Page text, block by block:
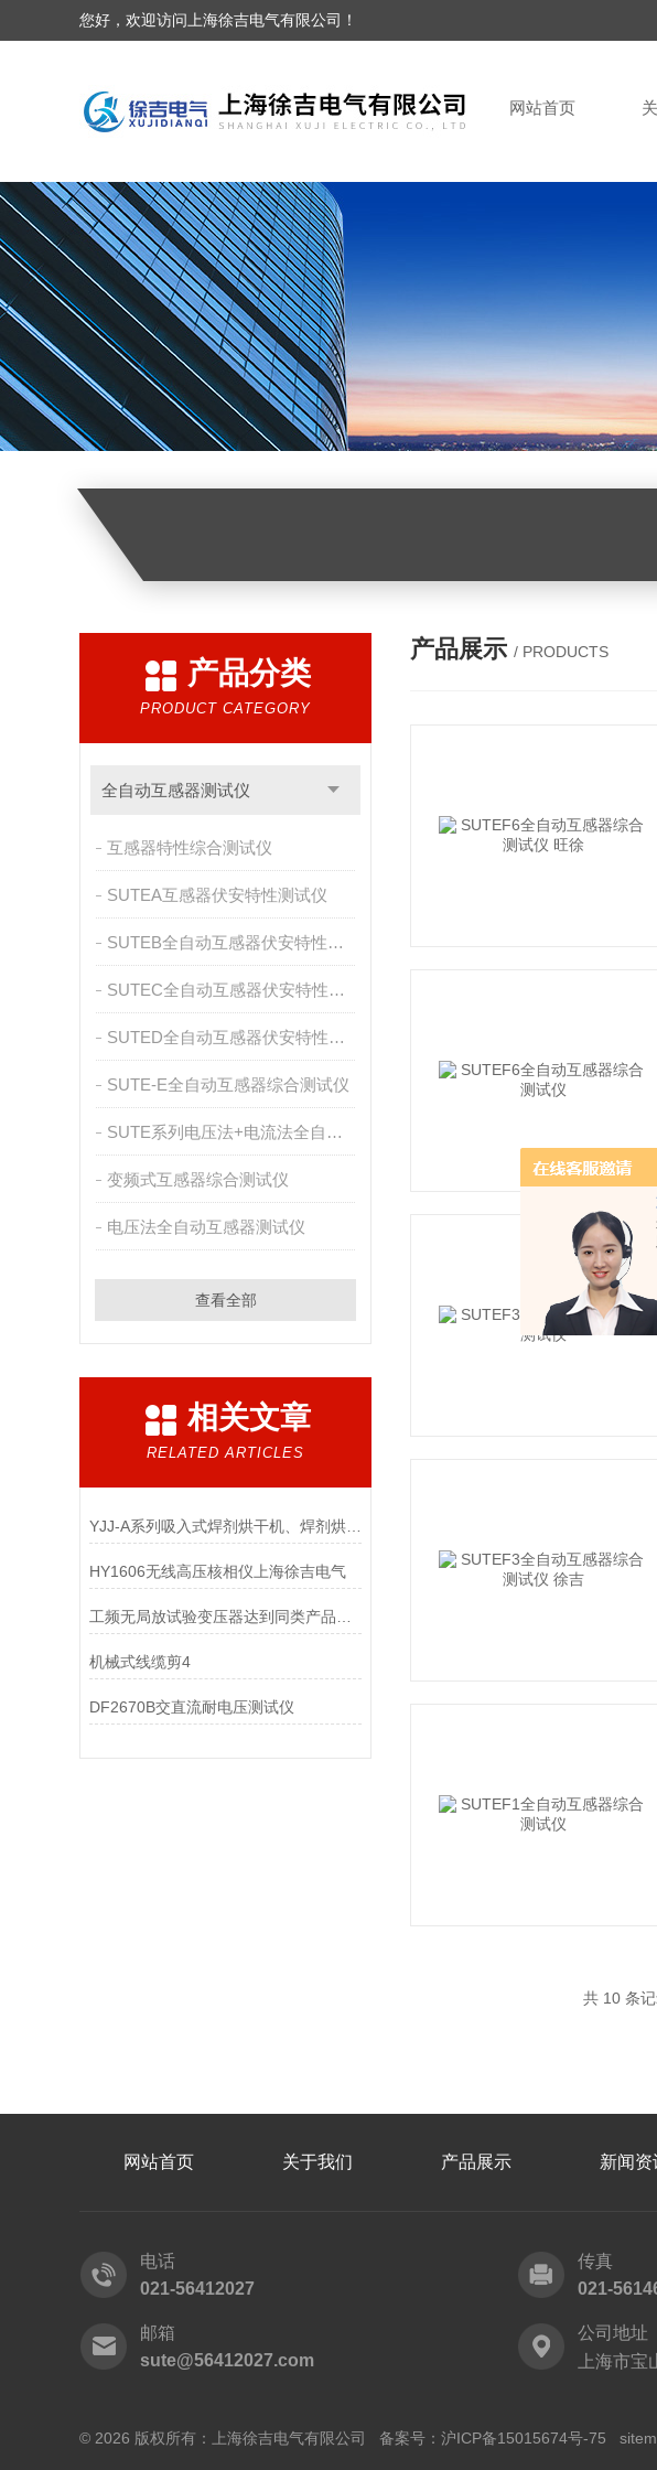
您好，欢迎访问上海徐吉电气有限公司！
网站首页
产品分类
PRODUCT CATEGORY
全自动互感器测试仪
互感器特性综合测试仪
SUTEA互感器伏安特性测试仪
SUTEB全自动互感器伏安特性测试仪
SUTEC全自动互感器伏安特性测试仪
SUTED全自动互感器伏安特性测试仪
SUTE-E全自动互感器综合测试仪
SUTE系列电压法+电流法全自动互感器综合测试仪
变频式互感器综合测试仪
电压法全自动互感器测试仪
查看全部
相关文章
RELATED ARTICLES
YJJ-A系列吸入式焊剂烘干机、焊剂烘干箱、焊剂干燥机
HY1606无线高压核相仪上海徐吉电气
机械式线缆剪4
DF2670B交直流耐电压测试仪
产品展示 / PRODUCTS
共 10 条
网站首页 关于我们 产品展示 新闻资
电话
021-56412027
传真
021-
邮箱
sute@56412027.com
公司地址
上海市
© 2026 版权所有：上海徐吉电气有限公司 备案号： 沪ICP备15015674号-75